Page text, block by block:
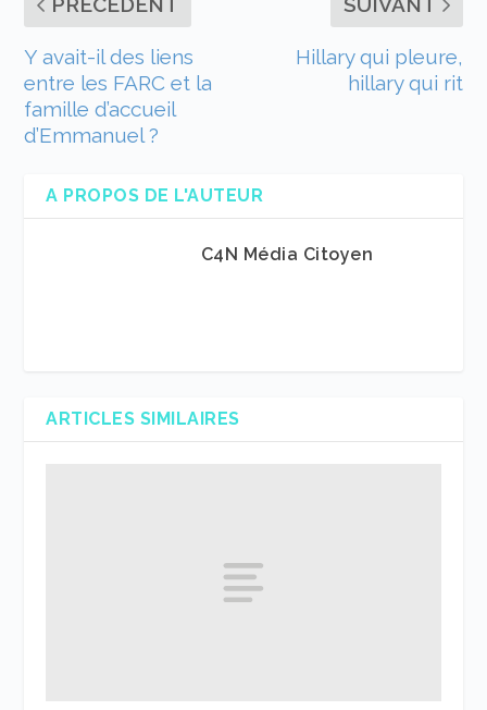
Y avait-il des liens
entre les FARC et la
famille d’accueil
d’Emmanuel ?
Hillary qui pleure,
hillary qui rit
A PROPOS DE L'AUTEUR
C4N Média Citoyen
ARTICLES SIMILAIRES